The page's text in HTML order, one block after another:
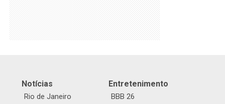
Notícias
Rio de Janeiro
Entretenimento
BBB 26